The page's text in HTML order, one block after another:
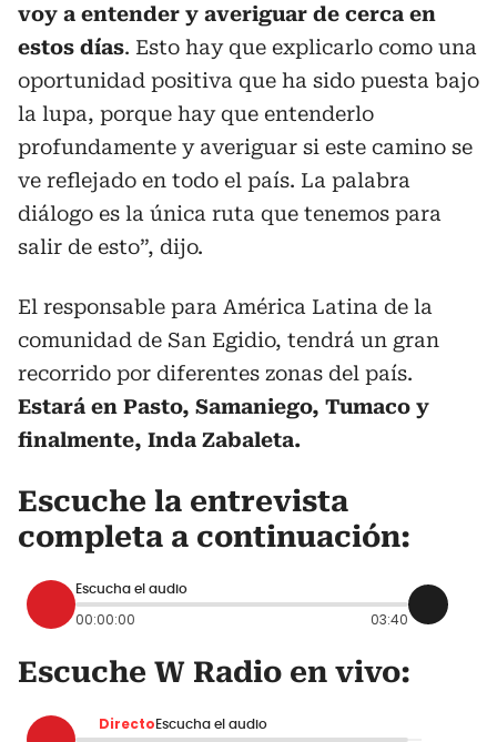
voy a entender y averiguar de cerca en
estos días. Esto hay que explicarlo como una
oportunidad positiva que ha sido puesta bajo
la lupa, porque hay que entenderlo
profundamente y averiguar si este camino se
ve reflejado en todo el país. La palabra
diálogo es la única ruta que tenemos para
salir de esto”, dijo.
El responsable para América Latina de la
comunidad de San Egidio, tendrá un gran
recorrido por diferentes zonas del país.
Estará en Pasto, Samaniego, Tumaco y
finalmente, Inda Zabaleta.
Escuche la entrevista
completa a continuación:
Escucha el audio
00:00:00 03:40
Escuche W Radio en vivo:
Directo Escucha el audio